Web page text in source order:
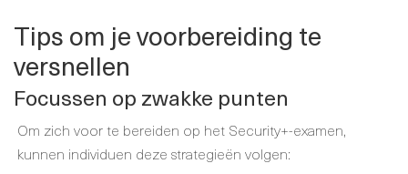
Tips om je voorbereiding te
versnellen
Focussen op zwakke punten
Om zich voor te bereiden op het Security+-examen,
kunnen individuen deze strategieën volgen: